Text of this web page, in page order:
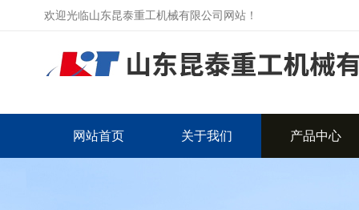
欢迎光临山东昆泰重工机械有限公司网站！
网站首页 关于我们 产品中心